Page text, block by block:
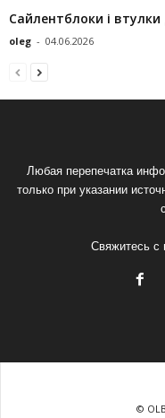
Сайлентблоки і втулки
oleg - 04.06.2026
Любая перепечатка
только при указании
Свяжитесь с
©